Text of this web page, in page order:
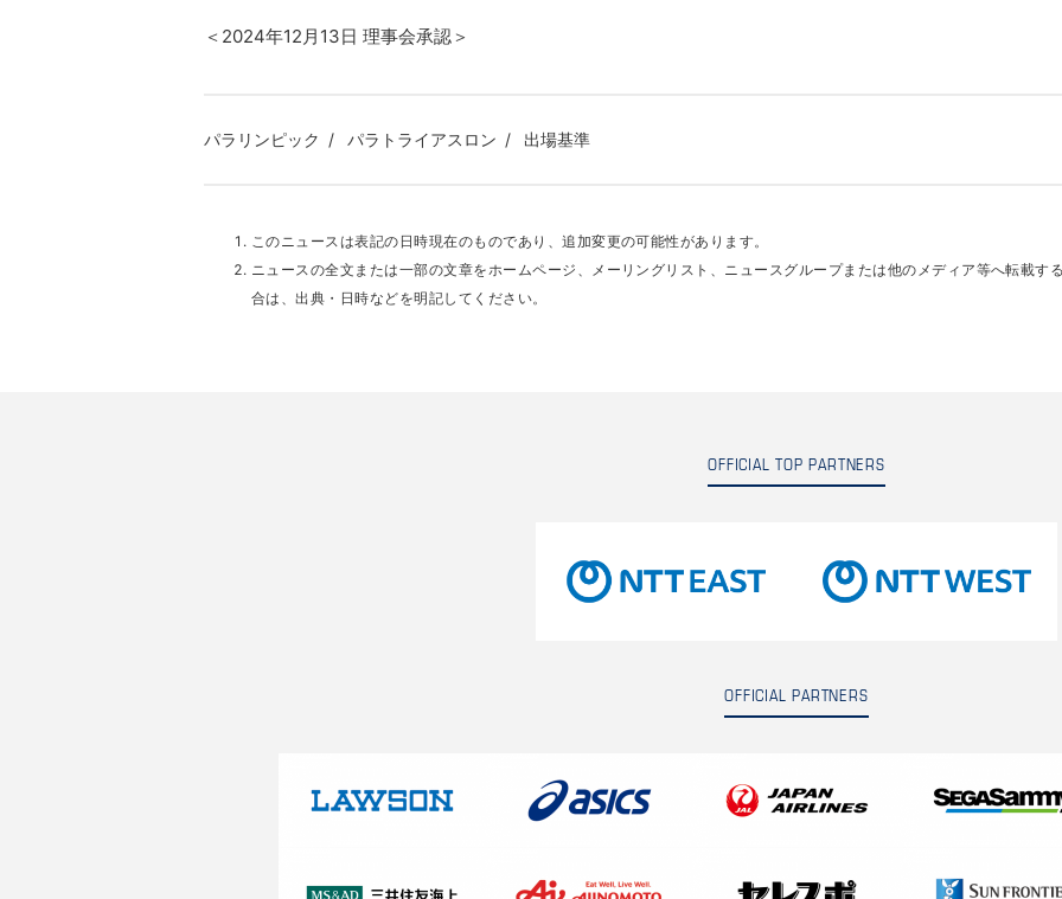
＜2024年12月13日 理事会承認＞
パラリンピック パラトライアスロン 出場基準
このニュースは表記の日時現在のものであり、追加変更の可能性があります。
ニュースの全文または一部の文章をホームページ、メーリングリスト、ニュースグループまたは他のメディア等へ転載す
合は、出典・日時などを明記してください。
OFFICIAL TOP PARTNERS
OFFICIAL PARTNERS